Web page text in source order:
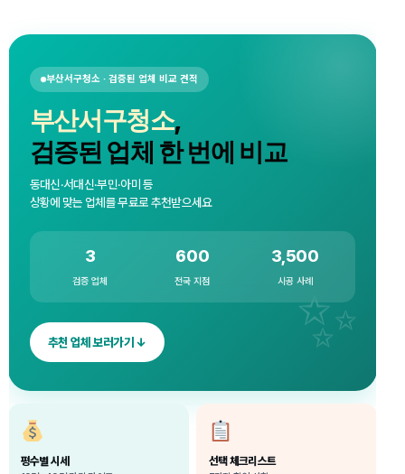
부산서구청소 · 검증된 업체 비교 견적
부산서구청소,
검증된 업체 한 번에 비교
동대신·서대신·부민·아미 등
상황에 맞는 업체를 무료로 추천받으세요
3
검증 업체
600
전국 지점
3,500
시공 사례
추천 업체 보러가기 ↓
평수별 시세 선택 체크리스트